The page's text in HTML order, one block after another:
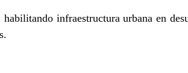
infraestructura urbana en